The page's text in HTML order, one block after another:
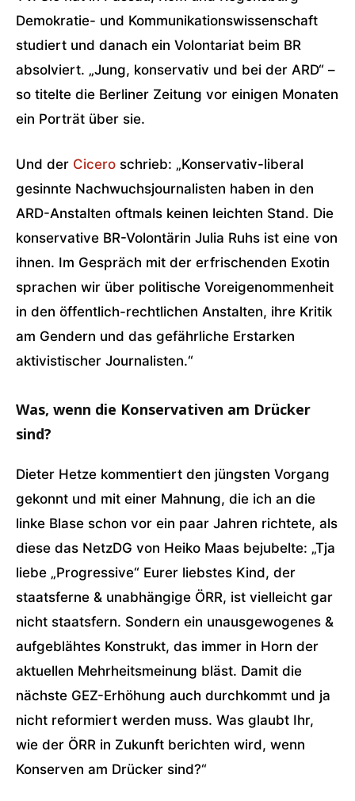
Demokratie- und Kommunikationswissenschaft
studiert und danach ein Volontariat beim BR
absolviert. „Jung, konservativ und bei der ARD“ –
so titelte die Berliner Zeitung vor einigen Monaten
ein Porträt über sie.
Und der Cicero schrieb: „Konservativ-liberal
gesinnte Nachwuchsjournalisten haben in den
ARD-Anstalten oftmals keinen leichten Stand. Die
konservative BR-Volontärin Julia Ruhs ist eine von
ihnen. Im Gespräch mit der erfrischenden Exotin
sprachen wir über politische Voreigenommenheit
in den öffentlich-rechtlichen Anstalten, ihre Kritik
am Gendern und das gefährliche Erstarken
aktivistischer Journalisten.“
Was, wenn die Konservativen am Drücker
sind?
Dieter Hetze kommentiert den jüngsten Vorgang
gekonnt und mit einer Mahnung, die ich an die
linke Blase schon vor ein paar Jahren richtete, als
diese das NetzDG von Heiko Maas bejubelte: „Tja
liebe „Progressive“ Eurer liebstes Kind, der
staatsferne & unabhängige ÖRR, ist vielleicht gar
nicht staatsfern. Sondern ein unausgewogenes &
aufgeblähtes Konstrukt, das immer in Horn der
aktuellen Mehrheitsmeinung bläst. Damit die
nächste GEZ-Erhöhung auch durchkommt und ja
nicht reformiert werden muss. Was glaubt Ihr,
wie der ÖRR in Zukunft berichten wird, wenn
Konserven am Drücker sind?“